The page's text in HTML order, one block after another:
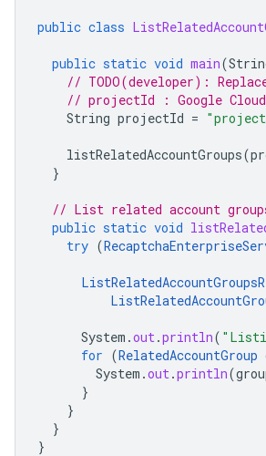
public class
public static void main(
// TODO(developer):
// projectId : Google
String projectId =
listRelatedAccountGroups(
}
// List related account
public static void
try (
System .out.println(
for (RelatedAccountGroup
System .out.println(
}
}
}
}